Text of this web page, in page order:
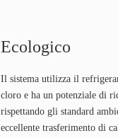
Ecologico
Il sistema utilizza il
cloro e ha un potenziale di
rispettando gli standard
eccellente trasferimento di